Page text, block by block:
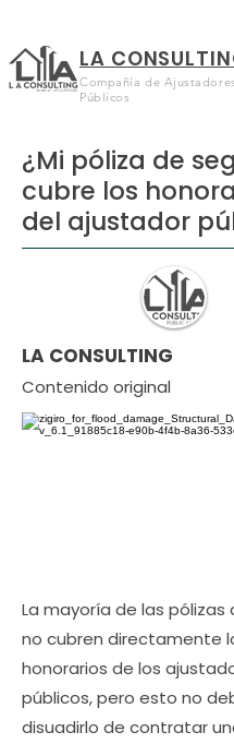
LA
Compañía de Ajustadores
Públicos
¿Mi póliza de
cubre los
del ajustador
LA CONSULTING
Contenido original
La mayoría de las pólizas
no cubren directamente
honorarios de los
públicos, pero esto no
disuadirlo de contratar